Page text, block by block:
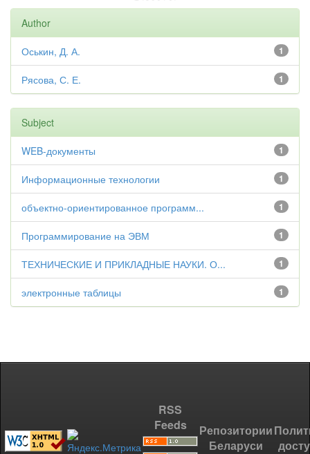
Author
1
Оськин, Д. А.
1
Рясова, С. Е.
Subject
1
WEB-документы
1
Информационные технологии
1
объектно-ориентированное программ...
1
Программирование на ЭВМ
1
ТЕХНИЧЕСКИЕ И ПРИКЛАДНЫЕ НАУКИ. О...
1
электронные таблицы
RSS
Feeds
Репозитории
Беларуси